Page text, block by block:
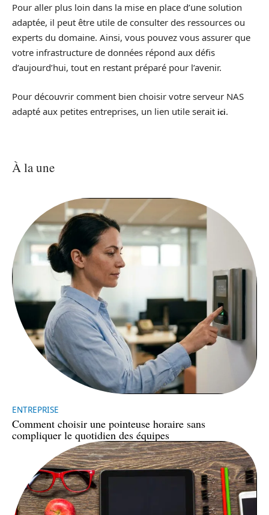
Pour aller plus loin dans la mise en place d’une solution
adaptée, il peut être utile de consulter des ressources ou
experts du domaine. Ainsi, vous pouvez vous assurer que
votre infrastructure de données répond aux défis
d’aujourd’hui, tout en restant préparé pour l’avenir.
Pour découvrir comment bien choisir votre serveur NAS
adapté aux petites entreprises, un lien utile serait ici.
À la une
ENTREPRISE
Comment choisir une pointeuse horaire sans
compliquer le quotidien des équipes